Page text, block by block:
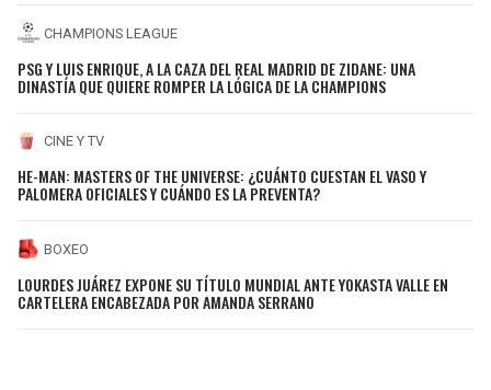
CHAMPIONS LEAGUE
PSG Y LUIS ENRIQUE, A LA CAZA DEL REAL MADRID DE ZIDANE: UNA
DINASTÍA QUE QUIERE ROMPER LA LÓGICA DE LA CHAMPIONS
CINE Y TV
HE-MAN: MASTERS OF THE UNIVERSE: ¿CUÁNTO CUESTAN EL VASO Y
PALOMERA OFICIALES Y CUÁNDO ES LA PREVENTA?
BOXEO
LOURDES JUÁREZ EXPONE SU TÍTULO MUNDIAL ANTE YOKASTA VALLE EN
CARTELERA ENCABEZADA POR AMANDA SERRANO